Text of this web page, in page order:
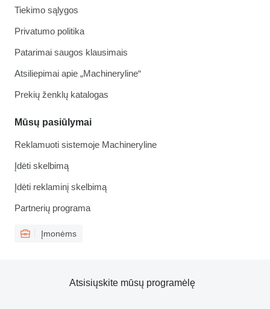
Tiekimo sąlygos
Privatumo politika
Patarimai saugos klausimais
Atsiliepimai apie „Machineryline“
Prekių ženklų katalogas
Mūsų pasiūlymai
Reklamuoti sistemoje Machineryline
Įdėti skelbimą
Įdėti reklaminį skelbimą
Partnerių programa
Įmonėms
Atsisiųskite mūsų programėlę